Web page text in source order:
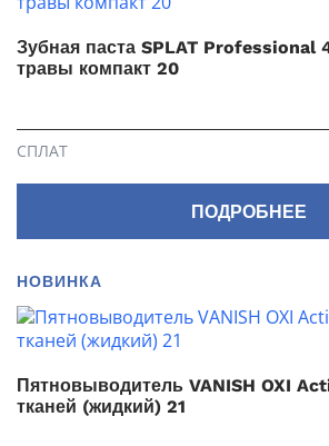
Зубная паста SPLAT Professional
травы компакт 20
СПЛАТ
ПОДРОБНЕЕ
НОВИНКА
Пятновыводитель VANISH OXI
тканей (жидкий) 21